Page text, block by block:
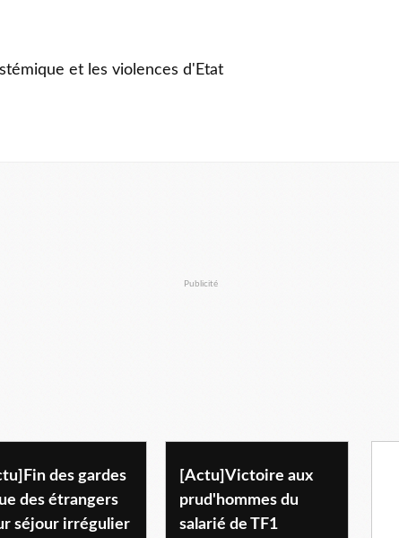
et les violences d'Etat
Publicité
des gardes
des étrangers
séjour irrégulier
[Actu]Victoire aux
prud'hommes du
salarié de TF1